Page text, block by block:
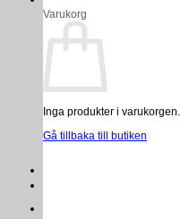
Varukorg
Inga produkter i varukorgen.
Gå tillbaka till butiken